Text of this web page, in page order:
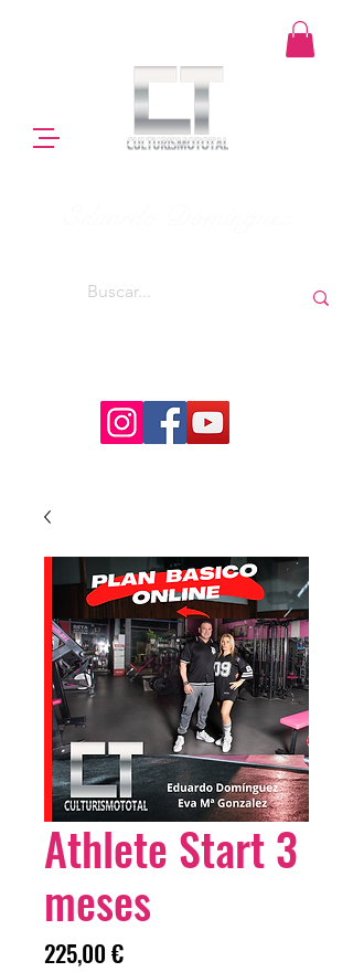
Athlete Start 3
meses
225,00 €Precio